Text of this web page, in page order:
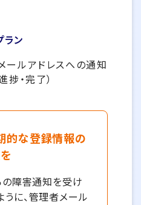
ラン
ールアドレスへの通知
捗・完了）
的な登録情報の
の障害通知を受け
うに、管理者メール